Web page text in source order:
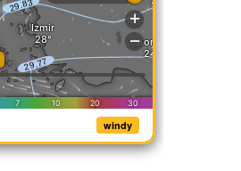
windy